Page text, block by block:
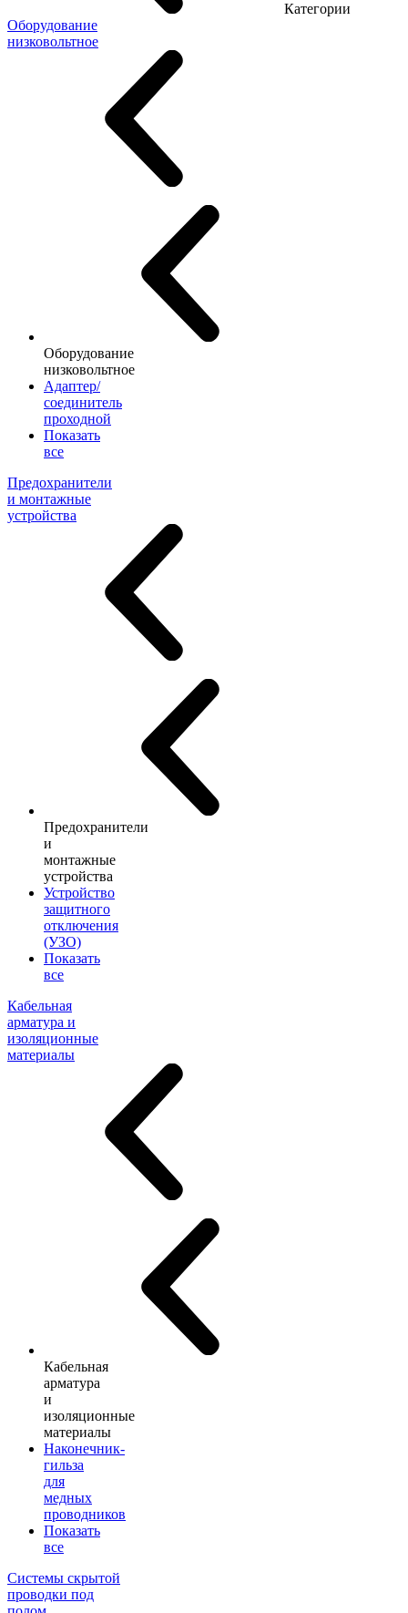
Категории
Оборудование
низковольтное
Оборудование
низковольтное
Адаптер/
соединитель
проходной
Показать
все
Предохранители
и монтажные
устройства
Предохранители
и
монтажные
устройства
Устройство
защитного
отключения
(УЗО)
Показать
все
Кабельная
арматура и
изоляционные
материалы
Кабельная
арматура
и
изоляционные
материалы
Наконечник-
гильза
для
медных
проводников
Показать
все
Системы скрытой
проводки под